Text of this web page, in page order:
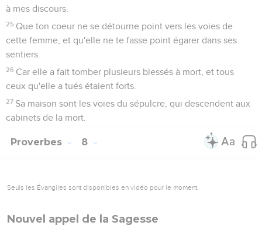
à mes discours.
25 Que ton coeur ne se détourne point vers les voies de
cette femme, et qu'elle ne te fasse point égarer dans ses
sentiers.
26 Car elle a fait tomber plusieurs blessés à mort, et tous
ceux qu'elle a tués étaient forts.
27 Sa maison sont les voies du sépulcre, qui descendent aux
cabinets de la mort.
Proverbes 8
Seuls les Évangiles sont disponibles en vidéo pour le moment.
Nouvel appel de la Sagesse